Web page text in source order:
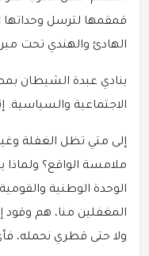
قمقمها لترسل وحداتها
الهادئ والهندي تحت
ينادي عبدة الشيطان
الاجتماعية والسياسية.
إلى متي تظل الغفلة
ملامسة الواقع؟
الوحدة الوطنية
المغفلين منا، هم وقود
ولا حتى قطري نحمله،